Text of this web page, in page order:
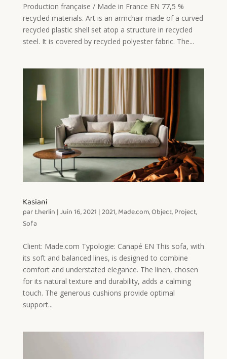
Production française / Made in France EN 77,5 %
recycled materials. Art is an armchair made of a curved
recycled plastic shell set atop a structure in recycled
steel. It is covered by recycled polyester fabric. The...
Kasiani
part.herlin |Juin 16, 2021 |2021,Made.com,Object,Project,
Sofa
Client: Made.com Typologie: Canapé EN This sofa, with
its soft and balanced lines, is designed to combine
comfort and understated elegance. The linen, chosen
for its natural texture and durability, adds a calming
touch. The generous cushions provide optimal
support...